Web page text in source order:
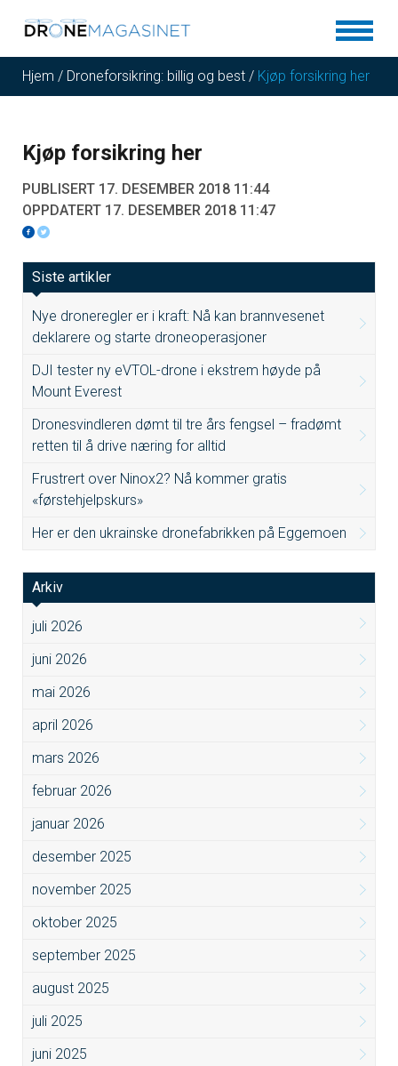
Hjem / Droneforsikring: billig og best / Kjøp forsikring her
Kjøp forsikring her
PUBLISERT 17. DESEMBER 2018 11:44
OPPDATERT 17. DESEMBER 2018 11:47
Siste artikler
Nye droneregler er i kraft: Nå kan brannvesenet
deklarere og starte droneoperasjoner
DJI tester ny eVTOL-drone i ekstrem høyde på
Mount Everest
Dronesvindleren dømt til tre års fengsel – fradømt
retten til å drive næring for alltid
Frustrert over Ninox2? Nå kommer gratis
«førstehjelpskurs»
Her er den ukrainske dronefabrikken på Eggemoen
Arkiv
juli 2026
juni 2026
mai 2026
april 2026
mars 2026
februar 2026
januar 2026
desember 2025
november 2025
oktober 2025
september 2025
august 2025
juli 2025
juni 2025